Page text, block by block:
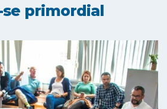
se primordial